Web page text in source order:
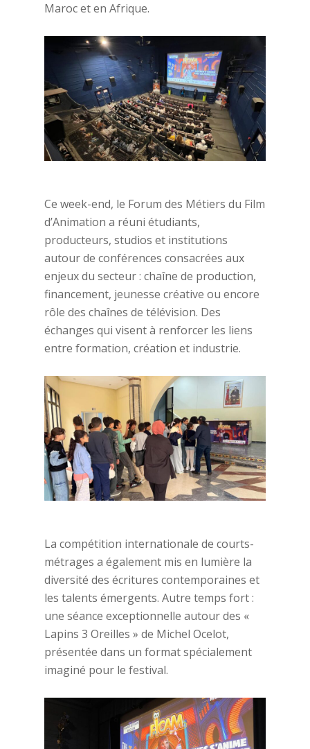
Maroc et en Afrique.
Ce week-end, le Forum des Métiers du Film
d’Animation a réuni étudiants,
producteurs, studios et institutions
autour de conférences consacrées aux
enjeux du secteur : chaîne de production,
financement, jeunesse créative ou encore
rôle des chaînes de télévision. Des
échanges qui visent à renforcer les liens
entre formation, création et industrie.
La compétition internationale de courts-
métrages a également mis en lumière la
diversité des écritures contemporaines et
les talents émergents. Autre temps fort :
une séance exceptionnelle autour des «
Lapins 3 Oreilles » de Michel Ocelot,
présentée dans un format spécialement
imaginé pour le festival.